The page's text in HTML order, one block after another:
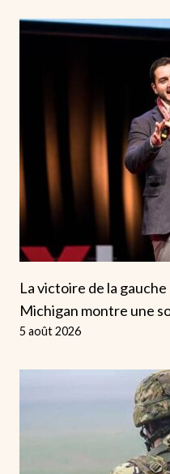
La victoire de la
Michigan montre une
5 août 2026